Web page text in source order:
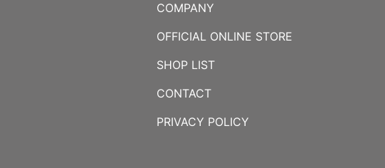
COMPANY
OFFICIAL ONLINE STORE
SHOP LIST
CONTACT
PRIVACY POLICY